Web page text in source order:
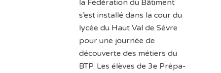
la Fédération du Bâtiment
s’est installé dans la cour du
lycée du Haut Val de Sèvre
pour une journée de
découverte des métiers du
BTP. Les élèves de 3e Prépa-